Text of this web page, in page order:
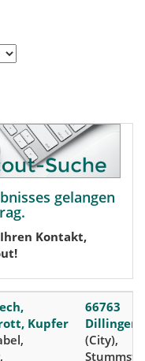
gelangen
Kontakt,
Kupfer
66763
Dillingen
(City),